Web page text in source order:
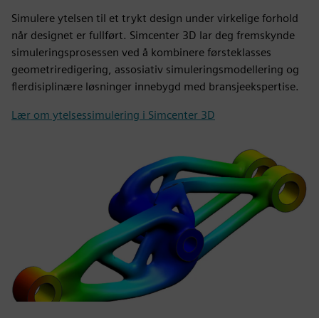
Simulere ytelsen til et trykt design under virkelige forhold
når designet er fullført. Simcenter 3D lar deg fremskynde
simuleringsprosessen ved å kombinere førsteklasses
geometriredigering, assosiativ simuleringsmodellering og
flerdisiplinære løsninger innebygd med bransjeekspertise.
Lær om ytelsessimulering i Simcenter 3D